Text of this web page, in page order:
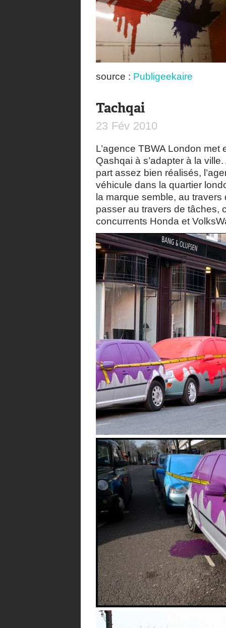
source : Publigeekaire
Tachqai
23 Fév 2010
L’agence TBWA London
Qashqai à s’adapter à la
part assez bien réalisés,
véhicule dans la quartier
la marque semble, au
passer au travers de tâches,
concurrents Honda et